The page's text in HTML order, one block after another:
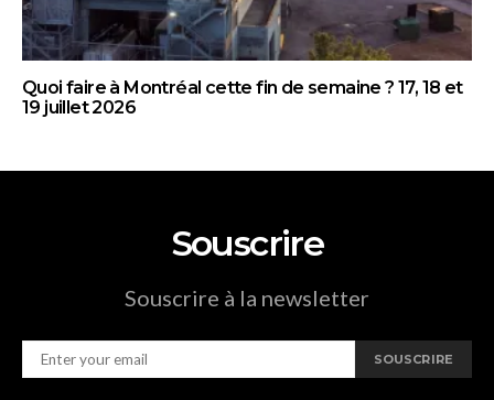
Quoi faire à Montréal cette fin de semaine ? 17, 18 et
19 juillet 2026
Souscrire
Souscrire à la newsletter
SOUSCRIRE